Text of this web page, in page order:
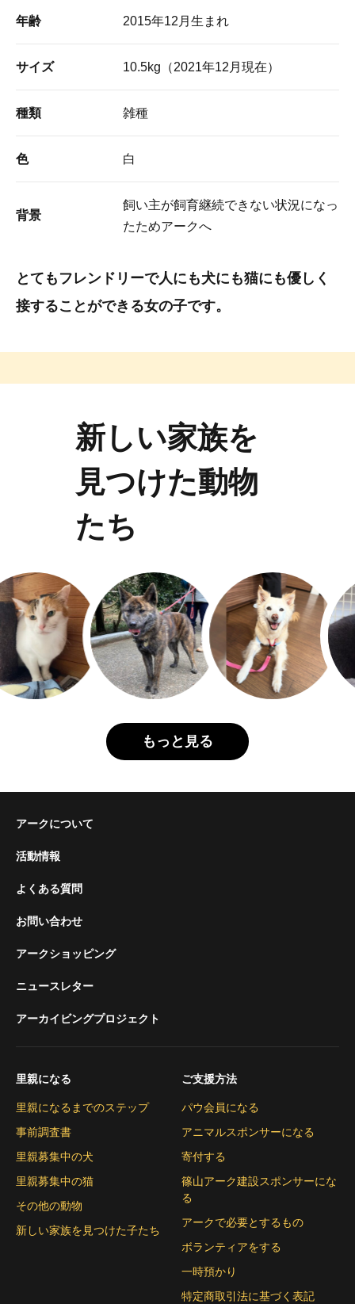
年齢 2015年12月生まれ
サイズ 10.5kg（2021年12月現在）
種類 雑種
色 白
背景
飼い主が飼育継続できない状況になっ
たためアークへ
とてもフレンドリーで人にも犬にも猫にも優しく
接することができる女の子です。
新しい家族を
見つけた動物
たち
もっと見る
アークについて
活動情報
よくある質問
お問い合わせ
アークショッピング
ニュースレター
アーカイビングプロジェクト
里親になる
里親になるまでのステップ
事前調査書
里親募集中の犬
里親募集中の猫
その他の動物
新しい家族を見つけた子たち
ご支援方法
パウ会員になる
アニマルスポンサーになる
寄付する
篠山アーク建設スポンサーにな
る
アークで必要とするもの
ボランティアをする
一時預かり
特定商取引法に基づく表記